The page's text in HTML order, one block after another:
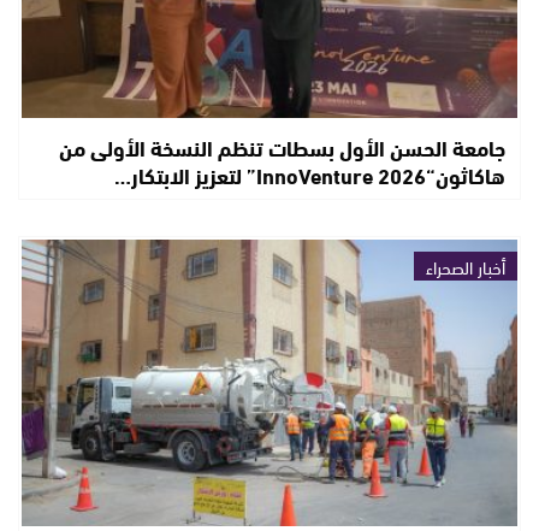
جامعة الحسن الأول بسطات تنظم النسخة الأولى من
هاكاثون“InnoVenture 2026” لتعزيز الابتكار…
أخبار الصحراء